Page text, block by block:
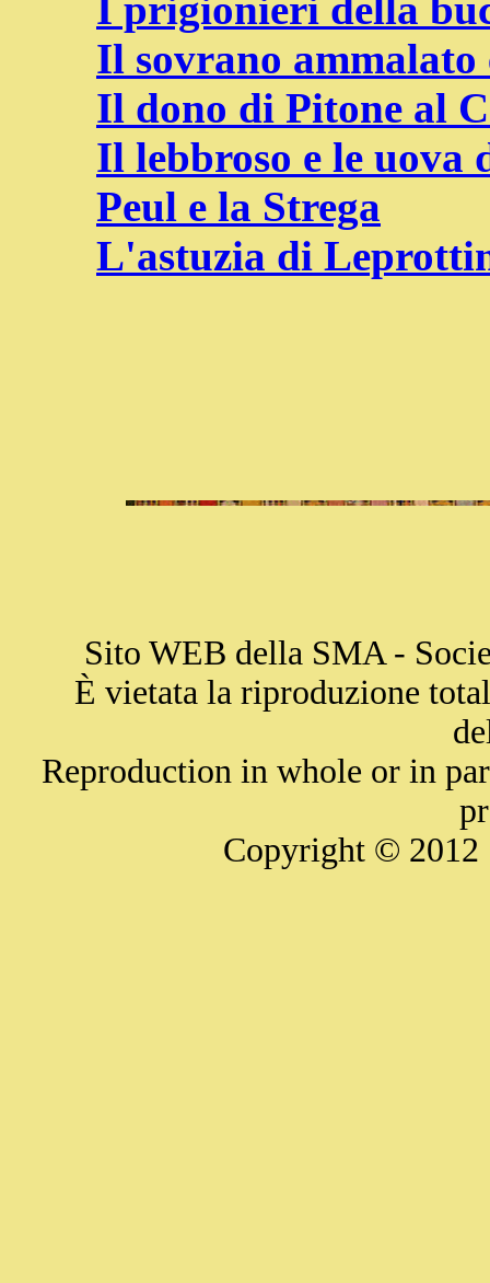
Il sovrano
Il dono di Pitone al
Il lebbroso e le uova
Peul e la Strega
L'astuzia di
Sito WEB della SMA -
È vietata la riproduzione
Reproduction in whole or in
Copyright © 2012